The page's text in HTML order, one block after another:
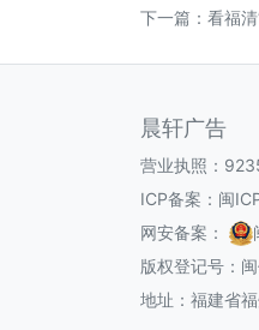
下一篇： 看福
晨轩广告
营业执照：
ICP备案： 闽
网安备案：
版权登记号：
地址：福建省